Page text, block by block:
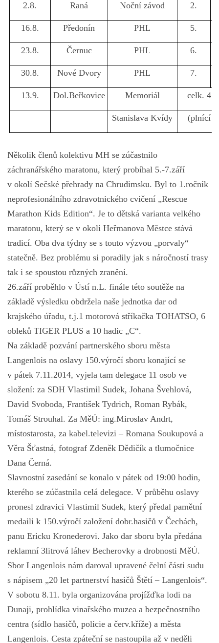
2.8. Raná Noční závod 2.
16.8. Předonín PHL 5.
23.8. Černuc PHL 6.
30.8. Nové Dvory PHL 7.
13.9. Dol.Beřkovice Memoriál celk.
Stanislava Kvídy (plnící
Několik členů kolektivu MH se zúčastnilo
záchranářského maratonu, který probíhal 5.-7.září
v okolí Sečské přehrady na Chrudimsku. Byl to 1.ročník
neprofesionálního zdravotnického cvičení „Rescue
Marathon Kids Edition“. Je to dětská varianta velkého
maratonu, který se v okolí Heřmanova Městce stává
tradicí. Oba dva týdny se s touto výzvou „porvaly“
statečně. Bez problému si poradily jak s náročností trasy
tak i se spoustou různých zranění.
26.září proběhlo v Ústí n.L. finále této soutěže na
základě výsledku obdržela naše jednotka dar od
krajského úřadu, t.j.1 motorová stříkačka TOHATSO, 6
obleků TIGER PLUS a 10 hadic „C“.
Na základě pozvání partnerského sboru města
Langenlois na oslavy 150.výročí sboru konající se
v pátek 7.11.2014, vyjela tam delegace 11 osob ve
složení: za SDH Vlastimil Sudek, Johana Švehlová,
David Svoboda, František Tydrich, Roman Rybák,
Tomáš Strouhal. Za MěÚ: ing.Miroslav Andrt,
místostarosta, za kabel.televizi – Romana Soukupová a
Věra Šťastná, fotograf Zdeněk Dědičík a tlumočnice
Dana Černá.
Slavnostní zasedání se konalo v pátek od 19:00 hodin,
kterého se zúčastnila celá delegace. V průběhu oslavy
pronesl zdravici Vlastimil Sudek, který předal pamětní
medaili k 150.výročí založení dobr.hasičů v Čechách,
panu Ericku Kronederovi. Jako dar sboru byla předána
reklamní 3litrová láhev Becherovky a drobnosti MěÚ.
Sbor Langenlois nám daroval upravené čelní části sudu
s nápisem „20 let partnerství hasičů Štětí – Langenlois“.
V sobotu 8.11. byla organizována projížďka lodi na
Dunaji, prohlídka vinařského muzea a bezpečnostního
centra (sídlo hasičů, policie a červ.kříže) a města
Langenlois. Cesta zpáteční se nastoupila až v neděli